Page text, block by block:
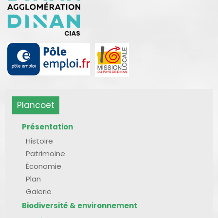
Plancoët
Présentation
Histoire
Patrimoine
Économie
Plan
Galerie
Biodiversité & environnement